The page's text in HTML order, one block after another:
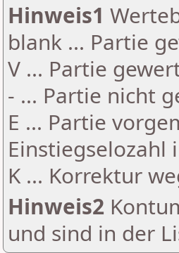
Hinweis1
blank ... Partie
V ... Partie
- ... Partie nicht
E ... Partie
Einstiegselozahl
K ... Korrektur
Hinweis2
und sind in der